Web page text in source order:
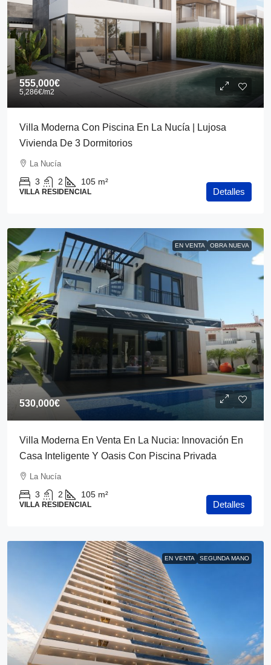
555,000€
5,286€/m2
Villa Moderna Con Piscina En La Nucía | Lujosa
Vivienda De 3 Dormitorios
La Nucía
3 2 105 m²
VILLA RESIDENCIAL Detalles
EN VENTA OBRA NUEVA
530,000€
Villa Moderna En Venta En La Nucia: Innovación En
Casa Inteligente Y Oasis Con Piscina Privada
La Nucía
3 2 105 m²
VILLA RESIDENCIAL Detalles
EN VENTA SEGUNDA MANO